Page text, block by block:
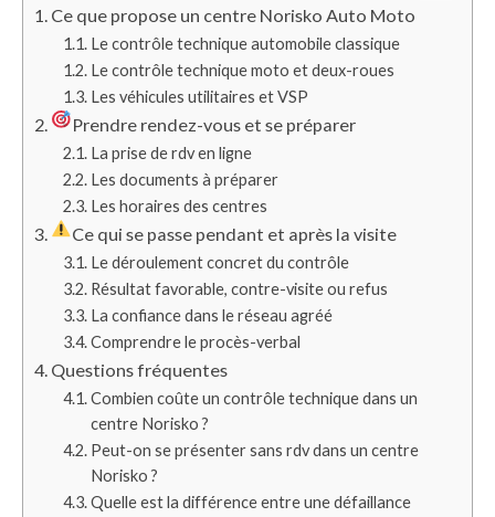
Ce que propose un centre Norisko Auto Moto
Le contrôle technique automobile classique
Le contrôle technique moto et deux-roues
Les véhicules utilitaires et VSP
Prendre rendez-vous et se préparer
La prise de rdv en ligne
Les documents à préparer
Les horaires des centres
Ce qui se passe pendant et après la visite
Le déroulement concret du contrôle
Résultat favorable, contre-visite ou refus
La confiance dans le réseau agréé
Comprendre le procès-verbal
Questions fréquentes
Combien coûte un contrôle technique dans un
centre Norisko ?
Peut-on se présenter sans rdv dans un centre
Norisko ?
Quelle est la différence entre une défaillance